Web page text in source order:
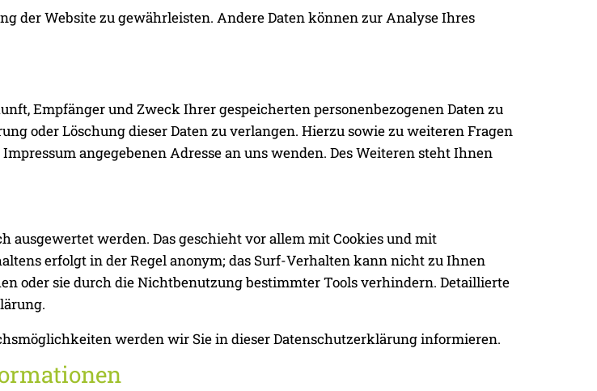
der Website zu gewährleisten. Andere Daten können zur Analyse Ihres
Empfänger und Zweck Ihrer gespeicherten personenbezogenen Daten zu
oder Löschung dieser Daten zu verlangen. Hierzu sowie zu weiteren Fragen
angegebenen Adresse an uns wenden. Des Weiteren steht Ihnen
werden. Das geschieht vor allem mit Cookies und mit
erfolgt in der Regel anonym; das Surf-Verhalten kann nicht zu Ihnen
oder sie durch die Nichtbenutzung bestimmter Tools verhindern. Detaillierte
werden wir Sie in dieser Datenschutzerklärung informieren.